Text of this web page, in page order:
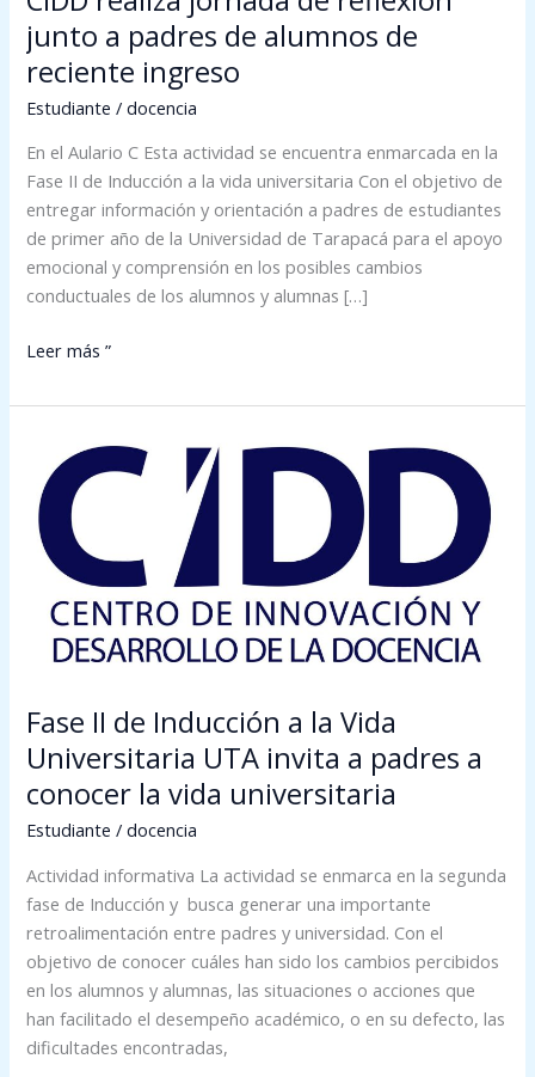
junto a padres de alumnos de
reciente ingreso
Estudiante /docencia
En el Aulario C Esta actividad se encuentra enmarcada en la
Fase II de Inducción a la vida universitaria Con el objetivo de
entregar información y orientación a padres de estudiantes
de primer año de la Universidad de Tarapacá para el apoyo
emocional y comprensión en los posibles cambios
conductuales de los alumnos y alumnas […]
Leer más ”
Fase II de Inducción a la Vida
Universitaria UTA invita a padres a
conocer la vida universitaria
Estudiante /docencia
Actividad informativa La actividad se enmarca en la segunda
fase de Inducción y busca generar una importante
retroalimentación entre padres y universidad. Con el
objetivo de conocer cuáles han sido los cambios percibidos
en los alumnos y alumnas, las situaciones o acciones que
han facilitado el desempeño académico, o en su defecto, las
dificultades encontradas,
de
Inducción
Vida
Universitaria
a
padres
a
conocer
vida
universitaria